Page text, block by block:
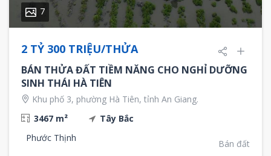
7
2 TỶ 300 TRIỆU/THỬA
BÁN THỬA ĐẤT TIỀM NĂNG CHO NGHỈ DƯỠNG
SINH THÁI HÀ TIÊN
Khu phố 3, phường Hà Tiên, tỉnh An Giang.
3467 m²
Tây Bắc
Phước Thịnh
Bán đất